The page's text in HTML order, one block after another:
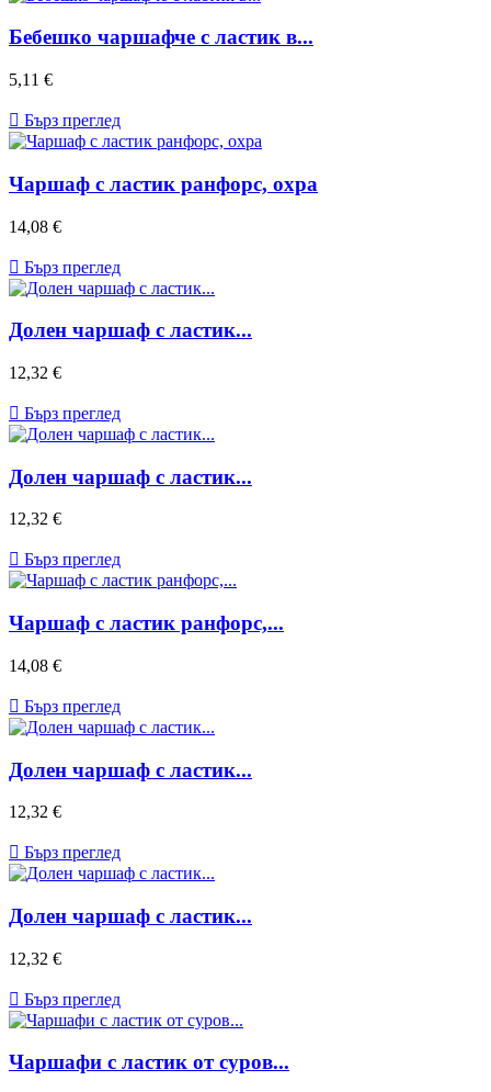
Бебешко чаршафче с ластик в...
Цена
5,11 €
 Бърз преглед
Чаршаф с ластик ранфорс, охра
Цена
14,08 €
 Бърз преглед
Долен чаршаф с ластик...
Цена
12,32 €
 Бърз преглед
Долен чаршаф с ластик...
Цена
12,32 €
 Бърз преглед
Чаршаф с ластик ранфорс,...
Цена
14,08 €
 Бърз преглед
Долен чаршаф с ластик...
Цена
12,32 €
 Бърз преглед
Долен чаршаф с ластик...
Цена
12,32 €
 Бърз преглед
Чаршафи с ластик от суров...